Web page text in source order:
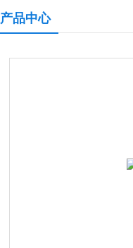
产品中心